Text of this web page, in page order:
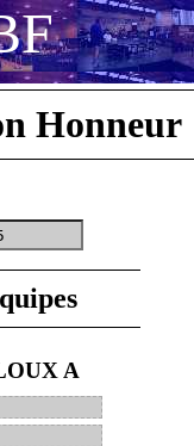
F
Honneur
A